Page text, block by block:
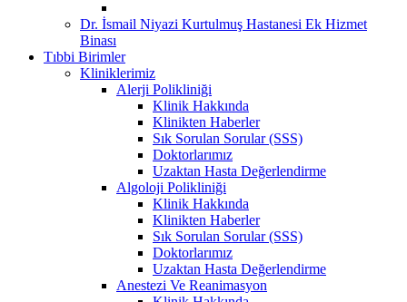
Dr. İsmail Niyazi Kurtulmuş Hastanesi Ek Hizmet
Binası
Tıbbi Birimler
Kliniklerimiz
Alerji Polikliniği
Klinik Hakkında
Klinikten Haberler
Sık Sorulan Sorular (SSS)
Doktorlarımız
Uzaktan Hasta Değerlendirme
Algoloji Polikliniği
Klinik Hakkında
Klinikten Haberler
Sık Sorulan Sorular (SSS)
Doktorlarımız
Uzaktan Hasta Değerlendirme
Anestezi Ve Reanimasyon